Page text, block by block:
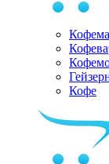
Кофе